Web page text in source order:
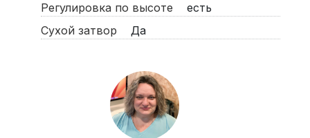
Регулировка по высоте
есть
Сухой затвор
Да